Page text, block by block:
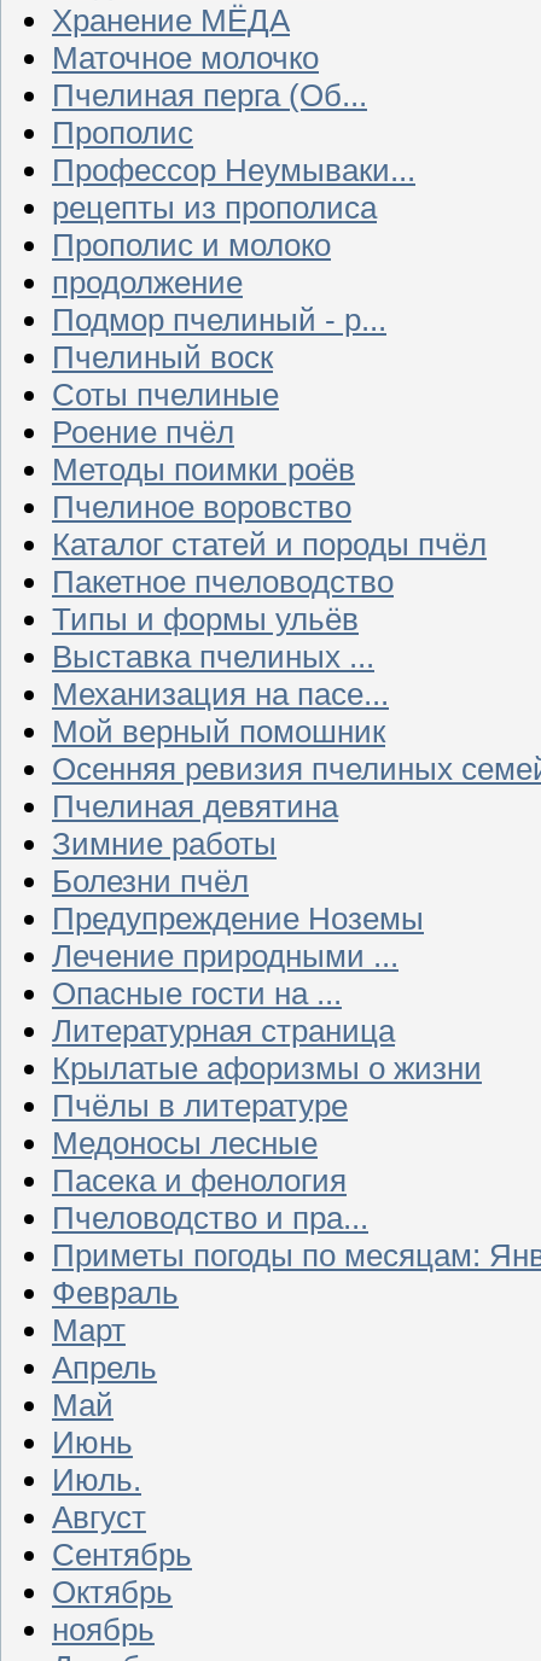
Хранение МЁДА
Маточное молочко
Пчелиная перга (Об...
Прополис
Профессор Неумываки...
рецепты из прополиса
Прополис и молоко
продолжение
Подмор пчелиный - р...
Пчелиный воск
Соты пчелиные
Роение пчёл
Методы поимки роёв
Пчелиное воровство
Каталог статей и породы пчёл
Пакетное пчеловодство
Типы и формы ульёв
Выставка пчелиных ...
Механизация на пасе...
Мой верный помошник
Осенняя ревизия пчелиных
Пчелиная девятина
Зимние работы
Болезни пчёл
Предупреждение Ноземы
Лечение природными ...
Опасные гости на ...
Литературная страница
Крылатые афоризмы о жизни
Пчёлы в литературе
Медоносы лесные
Пасека и фенология
Пчеловодство и пра...
Приметы погоды по месяцам:
Февраль
Март
Апрель
Май
Июнь
Июль.
Август
Сентябрь
Октябрь
ноябрь